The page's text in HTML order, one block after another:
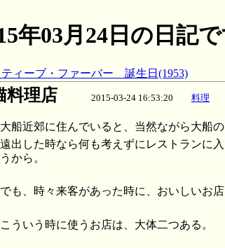
年03月24日の日記
ティーブ・ファーバー 誕生日(1953)
料理店 2015-03-24 16:53:20 料理
大船近郊に住んでいると、当然ながら大船
遠出した時なら何も考えずにレストランに
から。
でも、時々来客があった時に、おいしいお店
こういう時に使うお店は、大体二つある。